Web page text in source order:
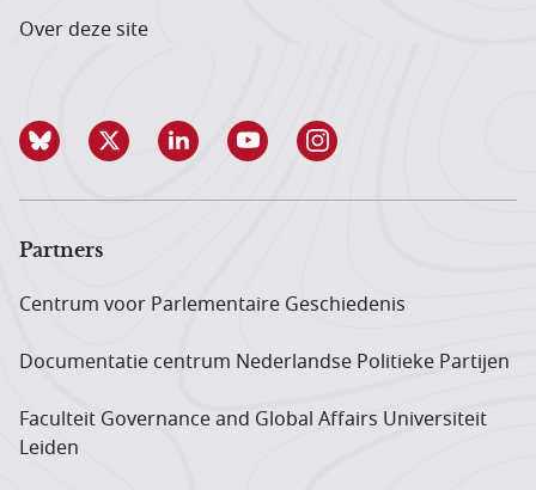
Over deze site
Partners
Centrum voor Parlementaire Geschiedenis
Documentatie centrum Neder­landse Politieke Partijen
Faculteit Governance and Global Affairs Universiteit
Leiden